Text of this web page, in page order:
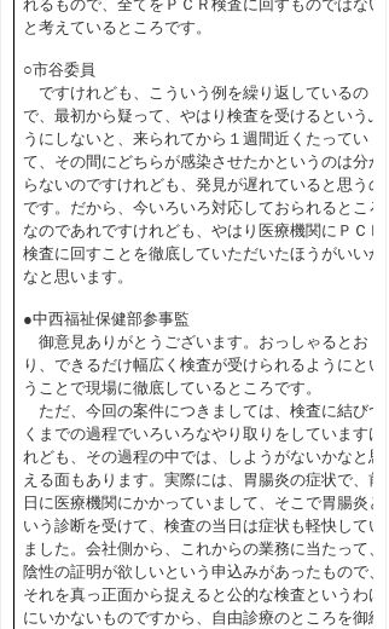
れるもので、全てをＰＣＲ検査に回すものではない
と考えているところです。
○市谷委員
ですけれども、こういう例を繰り返しているの
で、最初から疑って、やはり検査を受けるというふ
うにしないと、来られてから１週間近くたってい
て、その間にどちらが感染させたかというのは分か
らないのですけれども、発見が遅れていると思うの
です。だから、今いろいろ対応しておられるところ
なのであれですけれども、やはり医療機関にＰＣＲ
検査に回すことを徹底していただいたほうがいいか
なと思います。
●中西福祉保健部参事監
御意見ありがとうございます。おっしゃるとお
り、できるだけ幅広く検査が受けられるようにとい
うことで現場に徹底しているところです。
ただ、今回の案件につきましては、検査に結びつ
くまでの過程でいろいろなやり取りをしていますけ
れども、その過程の中では、しようがないかなと思
える面もあります。実際には、胃腸炎の症状で、前
日に医療機関にかかっていまして、そこで胃腸炎と
いう診断を受けて、検査の当日は症状も軽快してい
ました。会社側から、これからの業務に当たって、
陰性の証明が欲しいという申込みがあったもので、
それを真っ正面から捉えると公的な検査というわけ
にいかないものですから、自由診療のところを御紹